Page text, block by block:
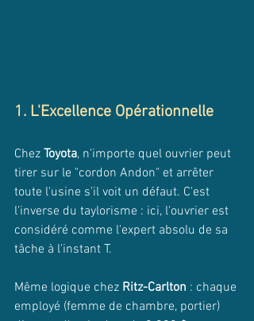
1. L'Excellence Opérationnelle
Chez Toyota, n'importe quel ouvrier peut
tirer sur le "cordon Andon" et arrêter
toute l'usine s'il voit un défaut. C'est
l'inverse du taylorisme : ici, l'ouvrier est
considéré comme l'expert absolu de sa
tâche à l'instant T.
Même logique chez Ritz-Carlton : chaque
employé (femme de chambre, portier)